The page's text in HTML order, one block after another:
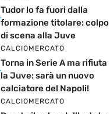
Tudor lo fa fuori dalla
formazione titolare: colpo
di scena alla Juve
CALCIOMERCATO
Torna in Serie A ma rifiuta
la Juve: sarà un nuovo
calciatore del Napoli!
CALCIOMERCATO